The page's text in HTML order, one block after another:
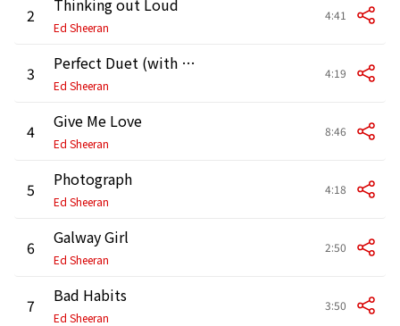
2
Ed Sheeran
4:41
3 Perfect Duet (with Beyoncé)
Ed Sheeran
4:19
4 Give Me Love
Ed Sheeran
8:46
5 Photograph
Ed Sheeran
4:18
6 Galway Girl
Ed Sheeran
2:50
7 Bad Habits
Ed Sheeran
3:50